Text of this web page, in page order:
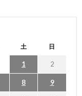
土 日
1 2
8 9